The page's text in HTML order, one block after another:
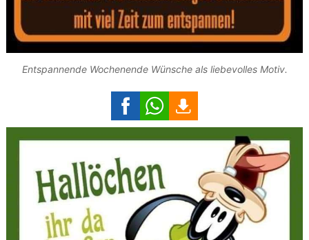
Entspannende Wochenende Wünsche als liebevolles Motiv.